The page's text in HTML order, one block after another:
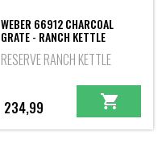
WEBER 66912 CHARCOAL
GRATE - RANCH KETTLE
RESERVE RANCH KETTLE
234,99